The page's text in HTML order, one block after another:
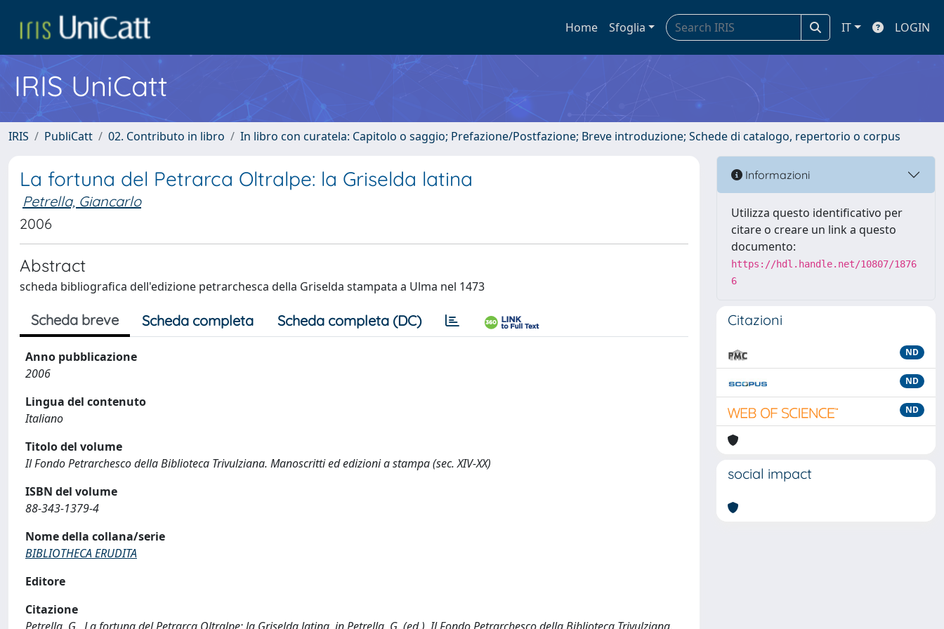
Home Sfoglia IT LOGIN
IRIS UniCatt
IRIS PubliCatt 02. Contributo in libro In libro con curatela: Capitolo o saggio; Prefazione/Postfazione; Breve introduzione; Schede di catalogo, repertorio o corpus
La fortuna del Petrarca Oltralpe: la Griselda latina
Petrella, Giancarlo
2006
Abstract
scheda bibliografica dell'edizione petrarchesca della Griselda stampata a Ulma nel 1473
Scheda breve Scheda completa Scheda completa (DC)
Anno pubblicazione
2006
Lingua del contenuto
Italiano
Titolo del volume
Il Fondo Petrarchesco della Biblioteca Trivulziana. Manoscritti ed edizioni a stampa (sec. XIV-XX)
ISBN del volume
88-343-1379-4
Nome della collana/serie
BIBLIOTHECA ERUDITA
Editore
Citazione
Informazioni
Utilizza questo identificativo per
citare o creare un link a questo
documento:
https://hdl.handle.net/10807/1876
6
Citazioni
ND
ND
ND
social impact